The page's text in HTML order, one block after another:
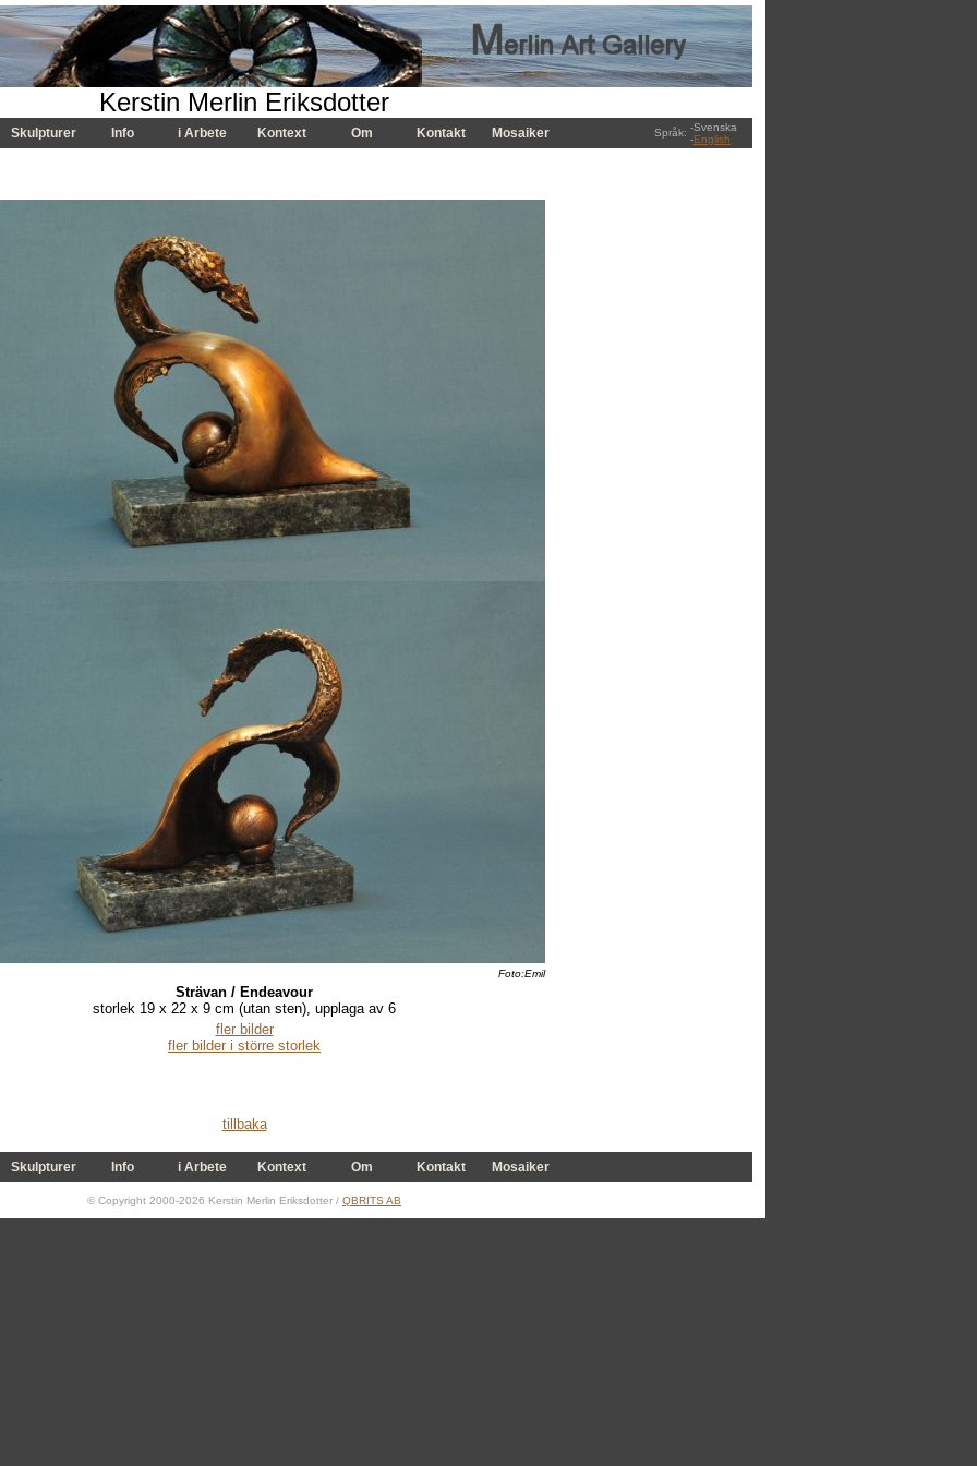
Kerstin Merlin Eriksdotter
Skulpturer Info i Arbete Kontext Om Kontakt Mosaiker Språk: -Svenska
-English
Foto:Emil
Strävan / Endeavour
storlek 19 x 22 x 9 cm (utan sten), upplaga av 6
fler bilder
fler bilder i större storlek
tillbaka
Skulpturer Info i Arbete Kontext Om Kontakt Mosaiker
© Copyright 2000-2026 Kerstin Merlin Eriksdotter / QBRITS AB